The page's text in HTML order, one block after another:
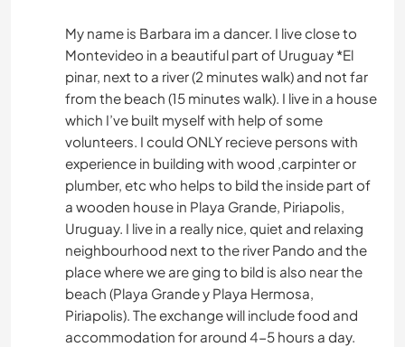
My name is Barbara im a dancer. I live close to
Montevideo in a beautiful part of Uruguay *El
pinar, next to a river (2 minutes walk) and not far
from the beach (15 minutes walk). I live in a house
which I’ve built myself with help of some
volunteers. I could ONLY recieve persons with
experience in building with wood ,carpinter or
plumber, etc who helps to bild the inside part of
a wooden house in Playa Grande, Piriapolis,
Uruguay. I live in a really nice, quiet and relaxing
neighbourhood next to the river Pando and the
place where we are ging to bild is also near the
beach (Playa Grande y Playa Hermosa,
Piriapolis). The exchange will include food and
accommodation for around 4-5 hours a day.